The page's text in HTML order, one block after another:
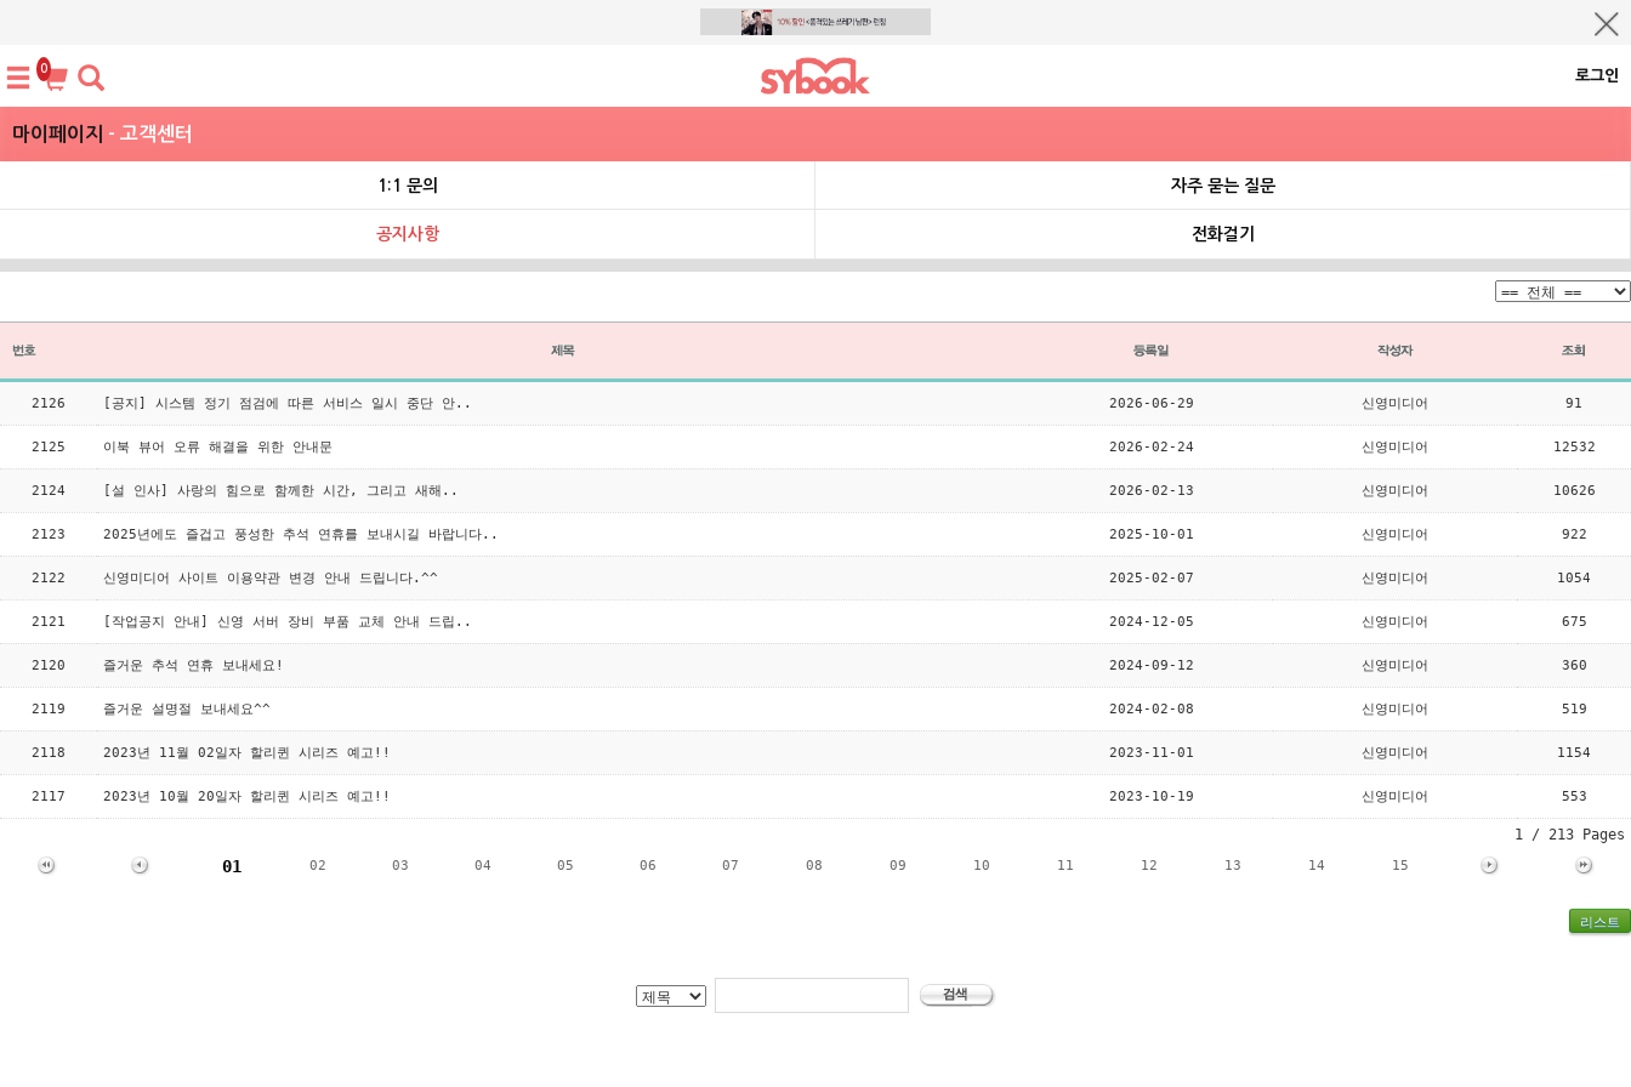
0 로그인
마이페이지 - 고객센터
1:1 문의 자주 묻는 질문
공지사항 전화걸기
2126 [공지] 시스템 정기 점검에 따른 서비스 일시 중단 안.. 2026-06-29 신영미디어 91
2125 이북 뷰어 오류 해결을 위한 안내문 2026-02-24 신영미디어 12532
2124 [설 인사] 사랑의 힘으로 함께한 시간, 그리고 새해.. 2026-02-13 신영미디어 10626
2123 2025년에도 즐겁고 풍성한 추석 연휴를 보내시길 바랍니다.. 2025-10-01 신영미디어 922
2122 신영미디어 사이트 이용약관 변경 안내 드립니다.^^ 2025-02-07 신영미디어 1054
2121 [작업공지 안내] 신영 서버 장비 부품 교체 안내 드립.. 2024-12-05 신영미디어 675
2120 즐거운 추석 연휴 보내세요! 2024-09-12 신영미디어 360
2119 즐거운 설명절 보내세요^^ 2024-02-08 신영미디어 519
2118 2023년 11월 02일자 할리퀸 시리즈 예고!! 2023-11-01 신영미디어 1154
2117 2023년 10월 20일자 할리퀸 시리즈 예고!! 2023-10-19 신영미디어 553
1 / 213 Pages
01 02 03 04 05 06 07 08 09 10 11 12 13 14 15
리스트